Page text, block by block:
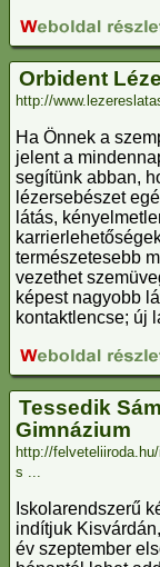
Orbident
http://
Ha Önnek a
jelent a
segítünk abban,
lézersebészet
látás,
természetesebb
vezethet
képest nagyobb
kontaktlencse; új
Tessedik
Gimnázium
http://
s ...
Iskolarendszerű
indítjuk
év szeptember